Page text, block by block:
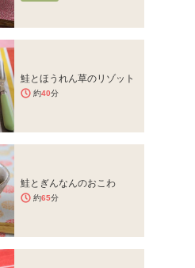
鮭とほうれん草のリゾット
約40分
鮭とぎんなんのおこわ
約65分